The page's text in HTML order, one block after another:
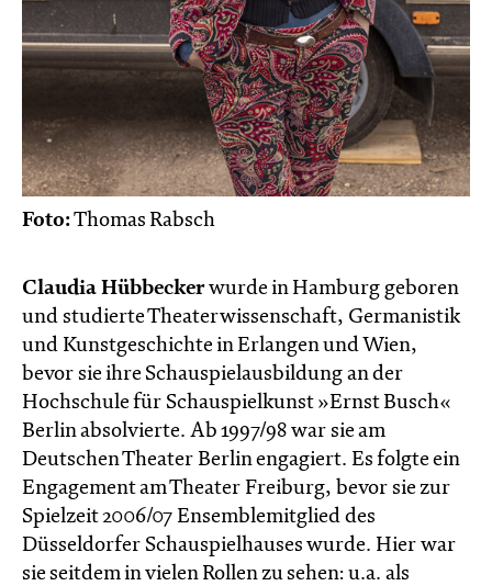
Foto:Thomas Rabsch
Claudia Hübbeckerwurde in Hamburg geboren
und studierte Theaterwissenschaft, Germanistik
und Kunstgeschichte in Erlangen und Wien,
bevor sie ihre Schauspielausbildung an der
Hochschule für Schauspielkunst »Ernst Busch«
Berlin absolvierte. Ab 1997/98 war sie am
Deutschen Theater Berlin engagiert. Es folgte ein
Engagement am Theater Freiburg, bevor sie zur
Spielzeit 2006/07 Ensemblemitglied des
Düsseldorfer Schauspielhauses wurde. Hier war
sie seitdem in vielen Rollen zu sehen: u.a. als